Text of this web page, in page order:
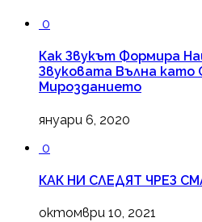
0
Как Звукът Формира
Звуковата Вълна като
Мирозданието
януари 6, 2020
0
КАК НИ СЛЕДЯТ ЧРЕЗ
октомври 10, 2021